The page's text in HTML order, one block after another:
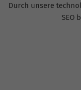
Durch unsere
SEO